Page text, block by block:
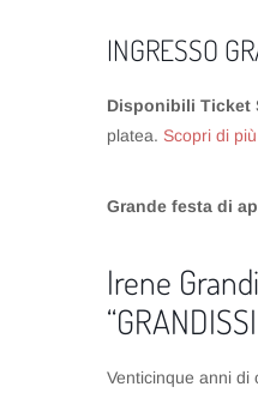
INGRESSO
Disponibili Ticket
platea. Scopri di
Grande festa di
Irene
Venticinque anni di